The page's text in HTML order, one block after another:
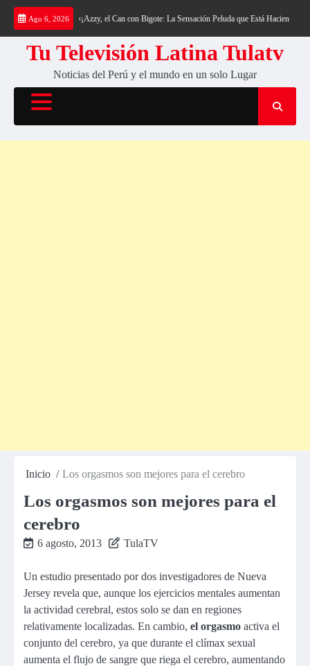
Saltar
contenido
Ago 6, 2026
de Nubes «¡Azzy, el Can con Bigote: La Sensación Peluda que Está Haciendo Reír a
Tu Televisión Latina Tulatv
Noticias del Perú y el mundo en un solo Lugar
Inicio Los orgasmos son mejores para el cerebro
Los orgasmos son mejores para el
cerebro
6 agosto, 2013 TulaTV
Un estudio presentado por dos investigadores de Nueva
Jersey revela que, aunque los ejercicios mentales aumentan
la actividad cerebral, estos solo se dan en regiones
relativamente localizadas. En cambio, el orgasmo activa el
conjunto del cerebro, ya que durante el clímax sexual
aumenta el flujo de sangre que riega el cerebro, aumentando